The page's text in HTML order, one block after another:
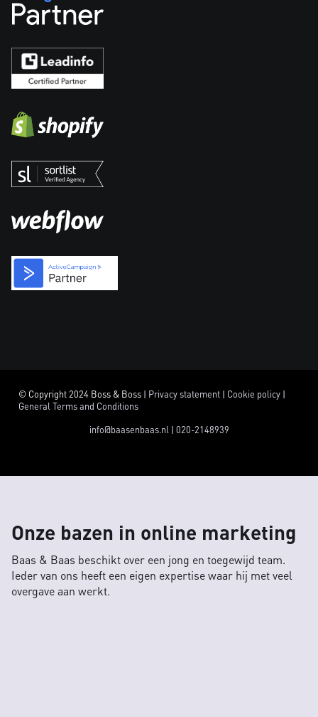
© Copyright 2024 Boss & Boss | Privacy statement | Cookie policy |
General Terms and Conditions
info@baasenbaas.nl| 020-2148939
Onze bazen in online marketing
Baas & Baas beschikt over een jong en toegewijd team.
Ieder van ons heeft een eigen expertise waar hij met veel
overgave aan werkt.